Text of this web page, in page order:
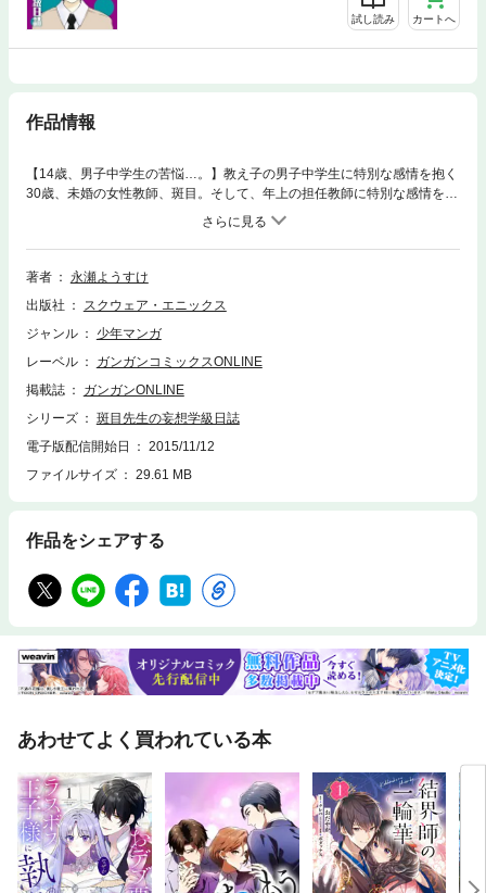
試し読み カートへ
作品情報
【14歳、男子中学生の苦悩…。】教え子の男子中学生に特別な感情を抱く
30歳、未婚の女性教師、斑目。そして、年上の担任教師に特別な感情を抱
く14歳、童貞中学生、瀬名。許されぬ恋に、二人の脳内会議は混迷を極め
る！(C)2014 Yousuke Nagase
著者
永瀬ようすけ
出版社
スクウェア・エニックス
ジャンル
少年マンガ
レーベル
ガンガンコミックスONLINE
掲載誌
ガンガンONLINE
シリーズ
斑目先生の妄想学級日誌
電子版配信開始日
2015/11/12
ファイルサイズ
29.61 MB
作品をシェアする
あわせてよく買われている本